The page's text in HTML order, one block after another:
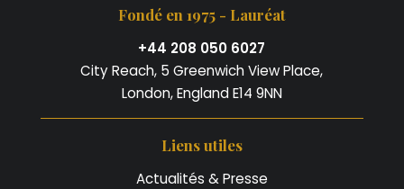
Fondé en 1975 - Lauréat
+44 208 050 6027
City Reach, 5 Greenwich View Place,
London, England E14 9NN
Liens utiles
Actualités & Presse